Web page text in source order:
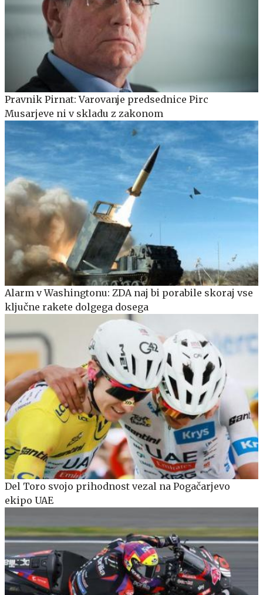
Pravnik Pirnat: Varovanje predsednice Pirc
Musarjeve ni v skladu z zakonom
Alarm v Washingtonu: ZDA naj bi porabile skoraj vse
ključne rakete dolgega dosega
Del Toro svojo prihodnost vezal na Pogačarjevo
ekipo UAE